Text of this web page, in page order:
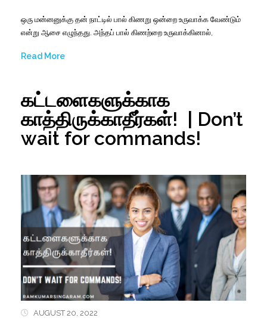
ஒரு மன்னனுக்கு தன் நாட்டில் பால் கிணறு ஒன்றை உருவாக்க வேண்டும்
என்று ஆசை எழுந்தது அந்தப் பால் கிணற்றை உருவாக்கினால்
Read More
கட்டளைகளுக்காக
காத்திருக்காதீர்கள்! | Don’t
wait for commands!
AUGUST 20, 2022